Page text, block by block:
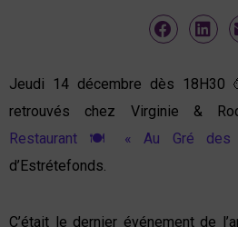
Jeudi 14 décembre dès 18H30
retrouvés chez Virginie &
Restaurant 🍽 « Au Gré des
d’Estrétefonds.
C’était le dernier événement de